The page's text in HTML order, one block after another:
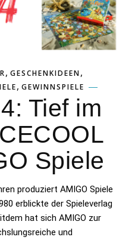
, GESCHENKIDEEN,
, GEWINNSPIELE
Tief im
Spiele
produziert AMIGO Spiele
erblickte der Spieleverlag
hat sich AMIGO zur
und